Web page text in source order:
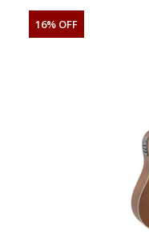
16% OFF